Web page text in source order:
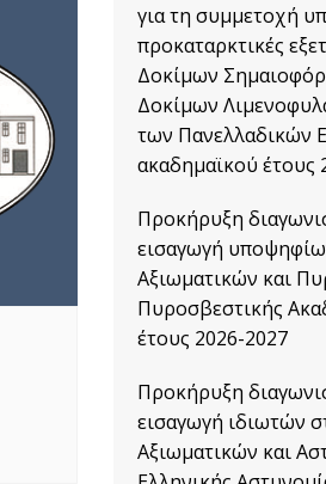
για τη συμμετοχή
προκαταρκτικές
Δοκίμων
Δοκίμων
των Πανελλαδικών
ακαδημαϊκού έτους
Προκήρυξη
εισαγωγή
Αξιωματικών και
Πυροσβεστικής
έτους 2026-2027
Προκήρυξη
εισαγωγή ιδιωτών
Αξιωματικών και